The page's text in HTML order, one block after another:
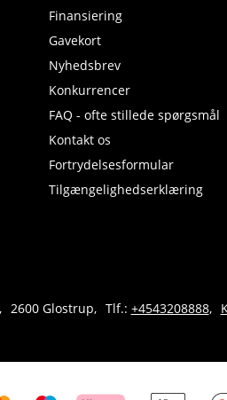
Finansiering
Gavekort
Nyhedsbrev
Konkurrencer
FAQ - ofte stillede spørgsmål
Kontakt os
Fortrydelsesformular
Tilgængelighedserklæring
2600 Glostrup Tlf.: +4543208888